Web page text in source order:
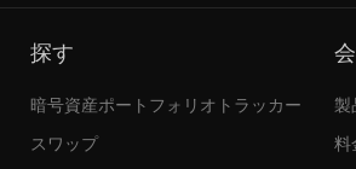
探す
暗号資産ポートフォリオトラッカー
スワップ
製
料